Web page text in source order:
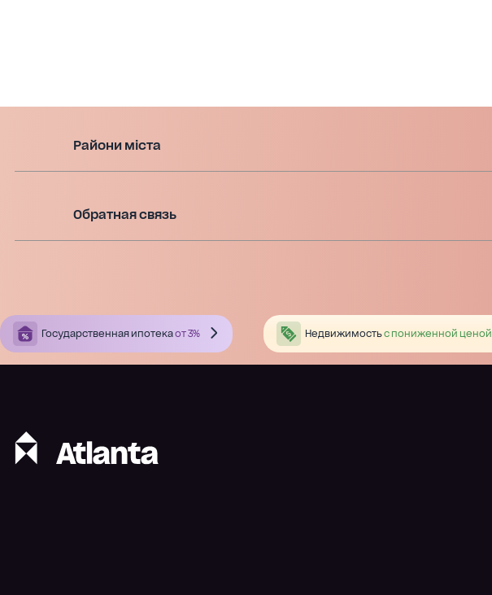
Райони міста
Обратная связь
Государственная ипотекаот 3% Недвижимостьс пониженной ценой